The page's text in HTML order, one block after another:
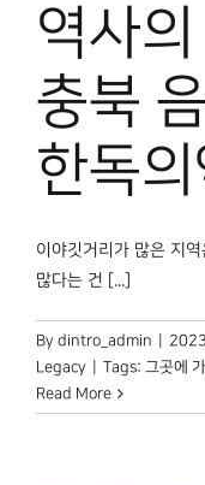
역사
충북
한독
이야깃거리가 많은 지
많다는 건 [...]
By dintro_admin
Legacy
Tags: 그곳에
Read More